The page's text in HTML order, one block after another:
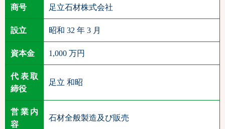
商号 足立石材株式会社
設立 昭和 32 年 3 月
資本金 1,000 万円
代表取
締役
足立 和昭
営業内
容
石材全般製造及び販売